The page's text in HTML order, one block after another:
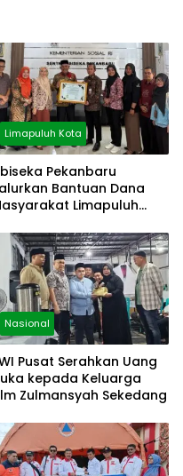
Limapuluh Kota
Pekanbaru
Bantuan Dana
Limapuluh
Nasional
Pusat Serahkan Uang
kepada Keluarga
Zulmansyah Sekedang